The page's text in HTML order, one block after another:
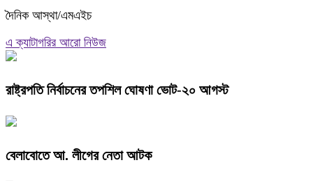
দৈনিক আস্থা/এমএইচ
এ ক্যাটাগরির আরো নিউজ
রাষ্ট্রপতি নির্বাচনের তপশিল ঘোষণা ভোট-২০ আগস্ট
বেলাবোতে আ. লীগের নেতা আটক